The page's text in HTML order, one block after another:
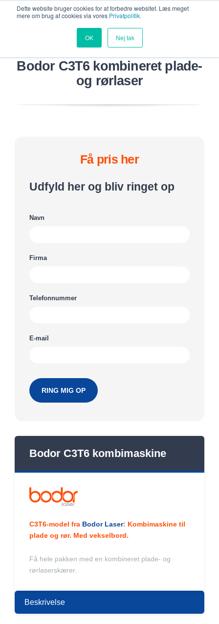
Dette website bruger cookies for at forbedre websitet. Læs meget
mere om brug af cookies via vores Privatpolitik.
OK Nej tak
Bodor C3T6 kombineret plade-
og rørlaser
Få pris her
Udfyld her og bliv ringet op
Navn
Firma
Telefonnummer
E-mail
Bodor C3T6 kombimaskine
C3T6-model fra Bodor Laser: Kombimaskine til
plade og rør. Med vekselbord.
Få hele pakken med en kombineret plade- og
rørlaserskærer.
Beskrivelse